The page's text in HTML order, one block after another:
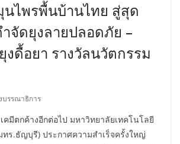
นไพรพื้นบ้านไทย สู่สุด
จัดยุงลายปลอดภัย –
ดื้อยา รางวัลนวัตกรรม
บรรณาธิการ
คมีตกค้างอีกต่อไป มหาวิทยาลัยเทคโนโลยี
ร.ธัญบุรี) ประกาศความสำเร็จครั้งใหญ่